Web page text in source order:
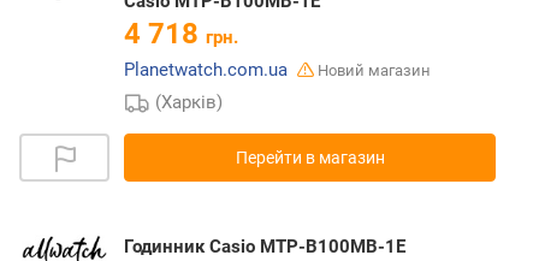
4 718 грн.
Planetwatch.com.ua
Новий магазин
(Харків)
Перейти в магазин
Годинник Casio MTP-B100MB-1E